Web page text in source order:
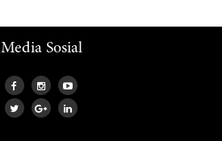
Media Sosial